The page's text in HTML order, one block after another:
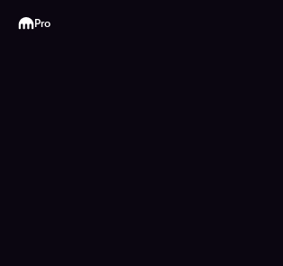
Kraken
Pro